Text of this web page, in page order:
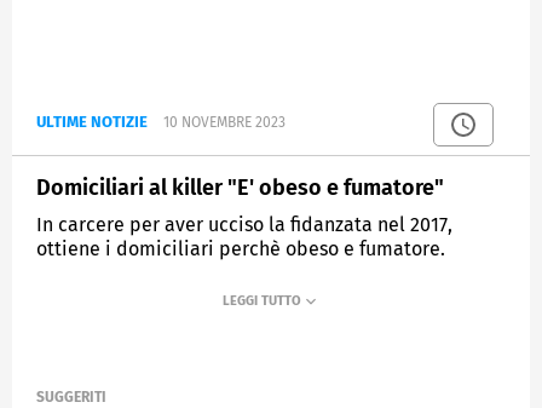
ULTIME NOTIZIE 10 NOVEMBRE 2023
Domiciliari al killer "E' obeso e fumatore"
In carcere per aver ucciso la fidanzata nel 2017,
ottiene i domiciliari perchè obeso e fumatore.
SUGGERITI